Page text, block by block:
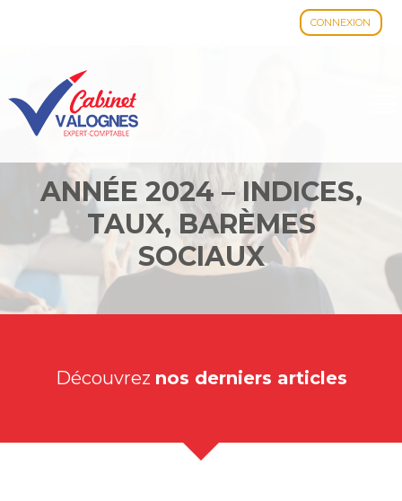
CONNEXION
Aller
contenu
ANNÉE 2024 – INDICES,
TAUX, BARÈMES
SOCIAUX
Découvrez nos derniers articles